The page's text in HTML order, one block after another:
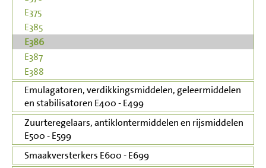
E375
E385
E386
E387
E388
Emulagatoren, verdikkingsmiddelen, geleermiddelen
en stabilisatoren E400 - E499
Zuurteregelaars, antiklontermiddelen en rijsmiddelen
E500 - E599
Smaakversterkers E600 - E699